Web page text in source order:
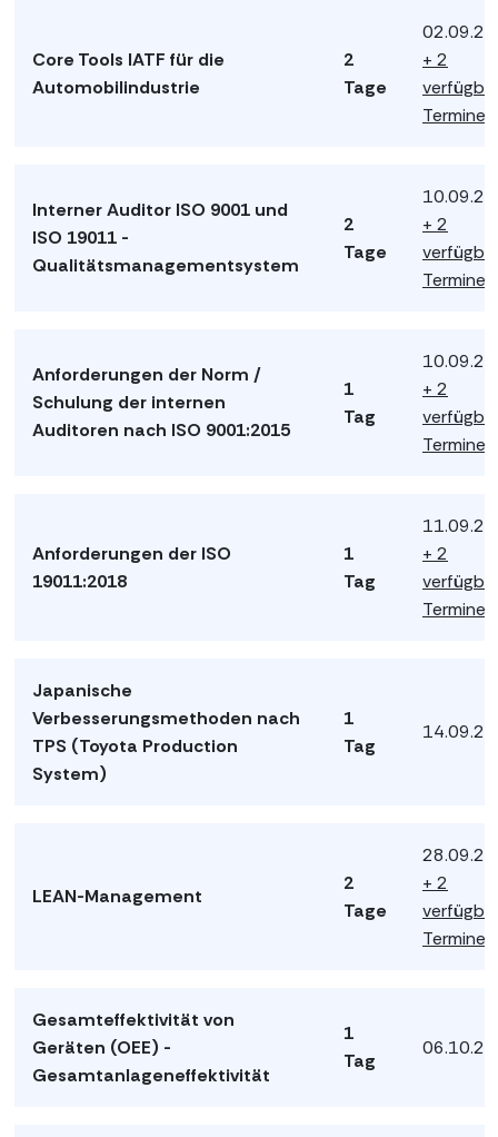
Core Tools IATF für die
Automobilindustrie
2
Tage
+ 2
Termine
Interner Auditor ISO 9001 und
ISO 19011 -
Qualitätsmanagementsystem
2
Tage
+ 2
Termine
Anforderungen der Norm /
Schulung der internen
Auditoren nach ISO 9001:2015
1
Tag
+ 2
Termine
Anforderungen der ISO
19011:2018
1
Tag
+ 2
Termine
Japanische
Verbesserungsmethoden nach
TPS (Toyota Production
System)
1
Tag
LEAN-Management
2
Tage
+ 2
Termine
Gesamteffektivität von
Geräten (OEE) -
Gesamtanlageneffektivität
1
Tag